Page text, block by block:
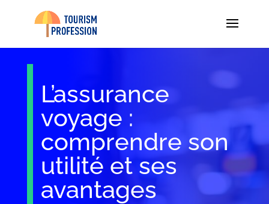
L’assurance
voyage :
comprendre son
utilité et ses
avantages